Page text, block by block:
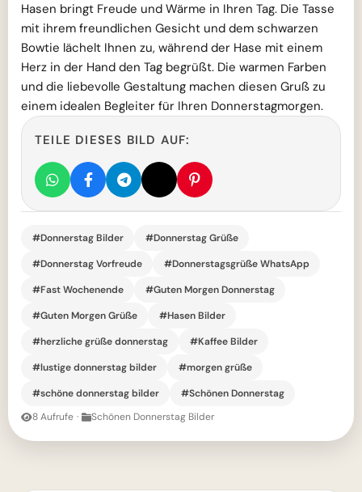
Hasen bringt Freude und Wärme in Ihren Tag. Die Tasse
mit ihrem freundlichen Gesicht und dem schwarzen
Bowtie lächelt Ihnen zu, während der Hase mit einem
Herz in der Hand den Tag begrüßt. Die warmen Farben
und die liebevolle Gestaltung machen diesen Gruß zu
einem idealen Begleiter für Ihren Donnerstagmorgen.
TEILE DIESES BILD AUF:
#Donnerstag Bilder
#Donnerstag Grüße
#Donnerstag Vorfreude
#Donnerstagsgrüße WhatsApp
#Fast Wochenende
#Guten Morgen Donnerstag
#Guten Morgen Grüße
#Hasen Bilder
#herzliche grüße donnerstag
#Kaffee Bilder
#lustige donnerstag bilder
#morgen grüße
#schöne donnerstag bilder
#Schönen Donnerstag
8 Aufrufe · Schönen Donnerstag Bilder